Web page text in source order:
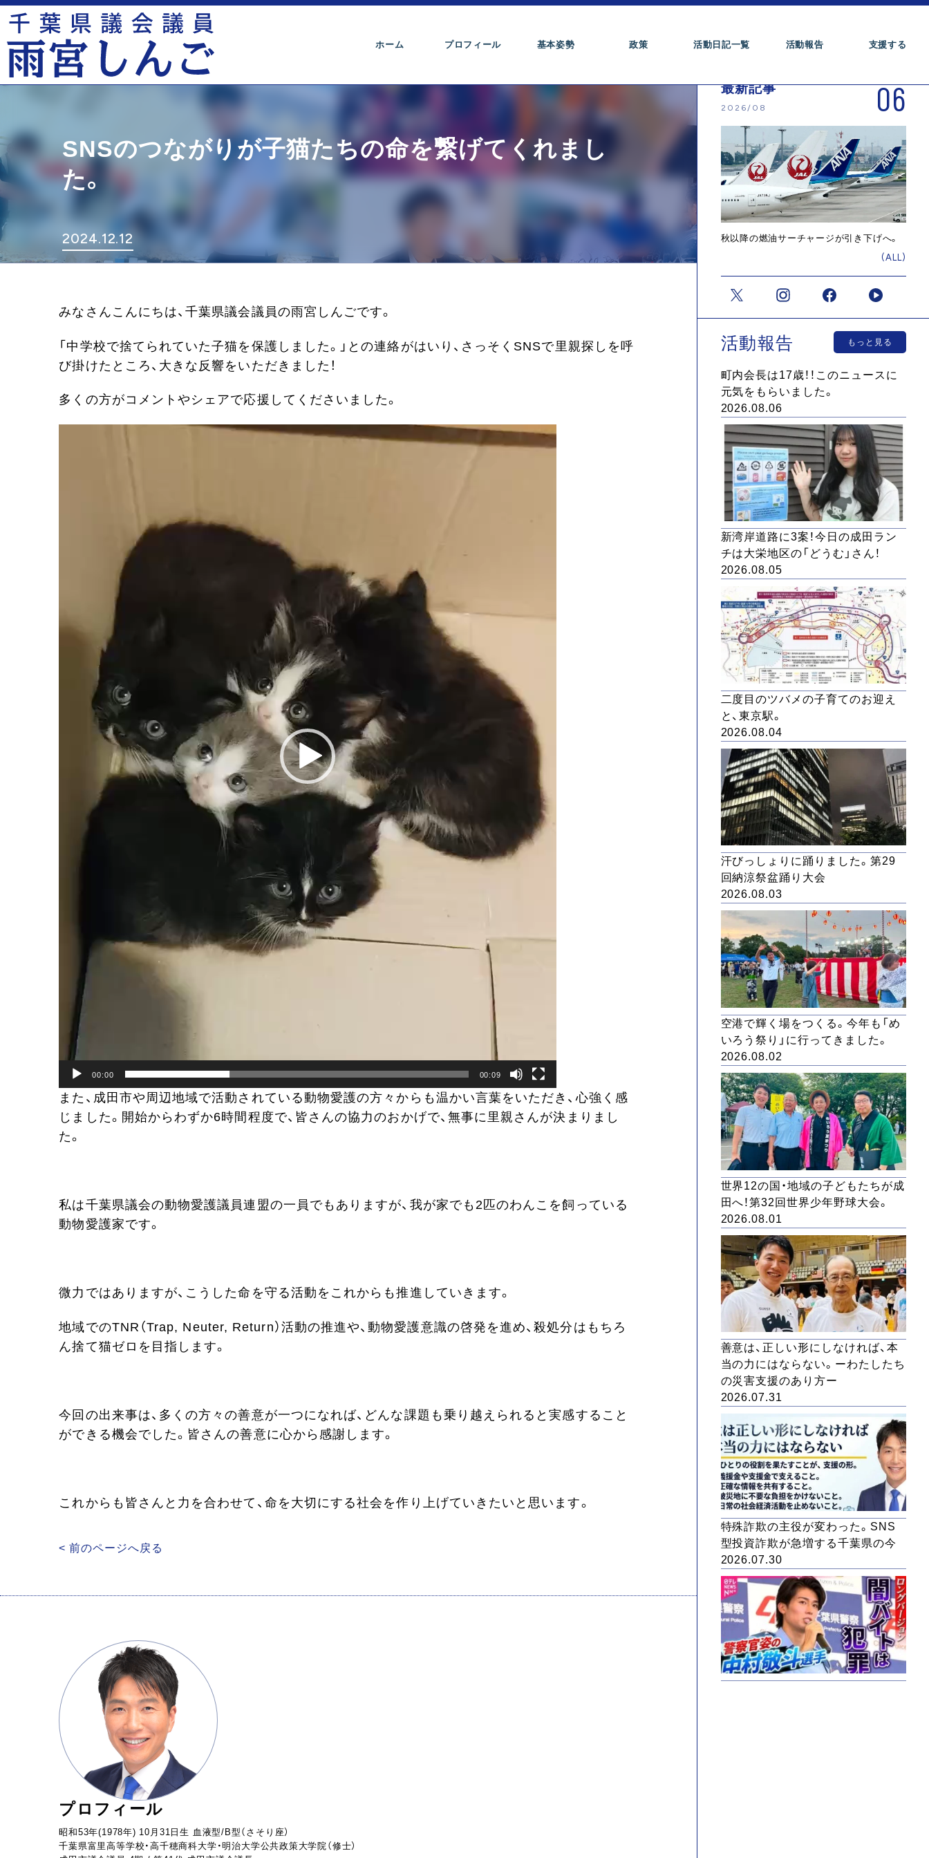
ホーム プロフィール 基本姿勢 政策 活動日記一覧 活動報告 支援する
SNSのつながりが子猫たちの命を繋げてくれまし
た。
2024.12.12
みなさんこんにちは、千葉県議会議員の雨宮しんごです。
「中学校で捨てられていた子猫を保護しました。」との連絡がはいり、さっそくSNSで里親探しを呼
び掛けたところ、大きな反響をいただきました！
多くの方がコメントやシェアで応援してくださいました。
00:00 00:09
また、成田市や周辺地域で活動されている動物愛護の方々からも温かい言葉をいただき、心強く感
じました。開始からわずか6時間程度で、皆さんの協力のおかげで、無事に里親さんが決まりまし
た。
私は千葉県議会の動物愛護議員連盟の一員でもありますが、我が家でも2匹のわんこを飼っている
動物愛護家です。
微力ではありますが、こうした命を守る活動をこれからも推進していきます。
地域でのTNR（Trap, Neuter, Return）活動の推進や、動物愛護意識の啓発を進め、殺処分はもちろ
ん捨て猫ゼロを目指します。
今回の出来事は、多くの方々の善意が一つになれば、どんな課題も乗り越えられると実感すること
ができる機会でした。皆さんの善意に心から感謝します。
これからも皆さんと力を合わせて、命を大切にする社会を作り上げていきたいと思います。
< 前のページへ戻る
プロフィール
昭和53年(1978年) 10月31日生 血液型/B型（さそり座）
千葉県富里高等学校・高千穂商科大学・明治大学公共政策大学院（修士）
最新記事
2026/08 06
秋以降の燃油サーチャージが引き下げへ。
(ALL)
活動報告 もっと見る
町内会長は17歳！！このニュースに
元気をもらいました。
2026.08.06
新湾岸道路に3案！今日の成田ラン
チは大栄地区の「どうむ」さん！
2026.08.05
二度目のツバメの子育てのお迎え
と、東京駅。
2026.08.04
汗びっしょりに踊りました。第29
回納涼祭盆踊り大会
2026.08.03
空港で輝く場をつくる。今年も「め
いろう祭り」に行ってきました。
2026.08.02
世界12の国・地域の子どもたちが成
田へ！第32回世界少年野球大会。
2026.08.01
善意は、正しい形にしなければ、本
当の力にはならない。ーわたしたち
の災害支援のあり方ー
2026.07.31
特殊詐欺の主役が変わった。SNS
型投資詐欺が急増する千葉県の今
2026.07.30